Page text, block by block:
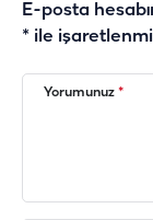
E-posta
* ile
Yorumunuz *